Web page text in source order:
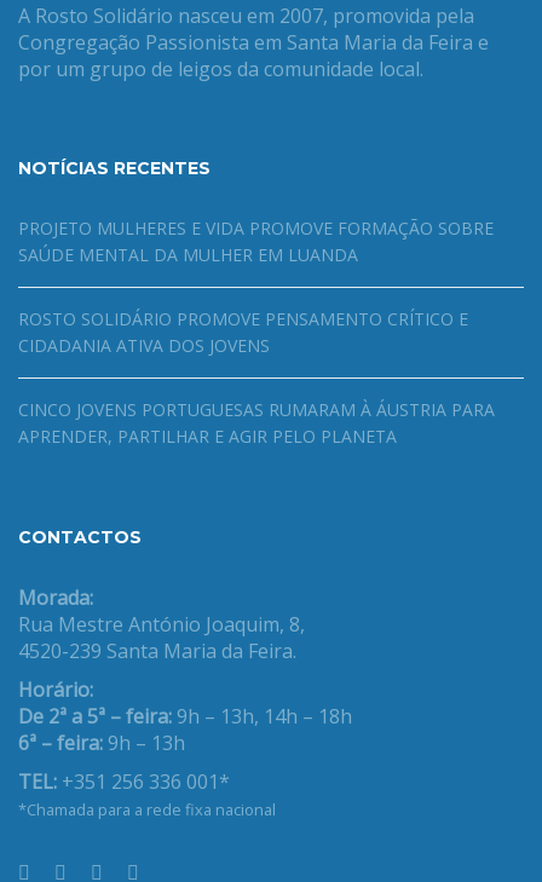
A Rosto Solidário nasceu em 2007, promovida pela
Congregação Passionista em Santa Maria da Feira e
por um grupo de leigos da comunidade local.
NOTÍCIAS RECENTES
PROJETO MULHERES E VIDA PROMOVE FORMAÇÃO SOBRE
SAÚDE MENTAL DA MULHER EM LUANDA
ROSTO SOLIDÁRIO PROMOVE PENSAMENTO CRÍTICO E
CIDADANIA ATIVA DOS JOVENS
CINCO JOVENS PORTUGUESAS RUMARAM À ÁUSTRIA PARA
APRENDER, PARTILHAR E AGIR PELO PLANETA
CONTACTOS
Morada:
Rua Mestre António Joaquim, 8,
4520-239 Santa Maria da Feira.
Horário:
De 2ª a 5ª – feira: 9h – 13h, 14h – 18h
6ª – feira: 9h – 13h
TEL: +351 256 336 001*
*Chamada para a rede fixa nacional